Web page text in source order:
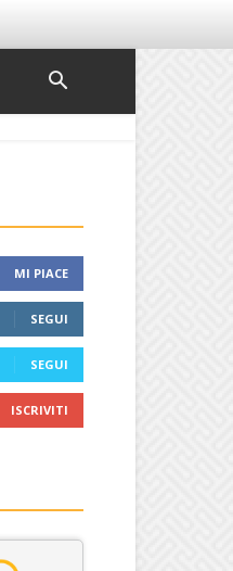
MI PIACE
SEGUI
SEGUI
ISCRIVITI